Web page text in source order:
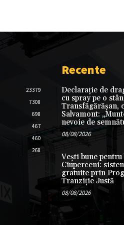
23379
7308
698
467
460
268
Recente
Declarație de
cu spray pe o
Transfăgărășan,
Salvamont:
nevoie de
08/08/2026
Vești bune
Ciuperceni:
gratuite prin
Tranziție Justă
08/08/2026